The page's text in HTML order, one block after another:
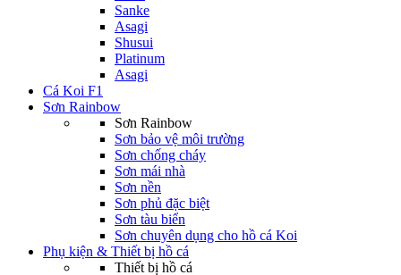
Sanke
Asagi
Shusui
Platinum
Asagi
Cá Koi F1
Sơn Rainbow
Sơn Rainbow
Sơn bảo vệ môi trường
Sơn chống cháy
Sơn mái nhà
Sơn nền
Sơn phủ đặc biệt
Sơn tàu biển
Sơn chuyên dụng cho hồ cá Koi
Phụ kiện & Thiết bị hồ cá
Thiết bị hồ cá